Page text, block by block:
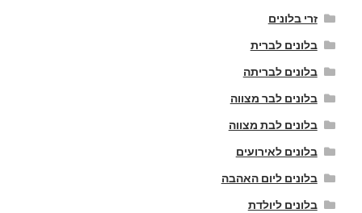
זרי בלונים
בלונים לברית
בלונים לבריתה
בלונים לבר מצווה
בלונים לבת מצווה
בלונים לאירועים
בלונים ליום האהבה
בלונים ליולדת